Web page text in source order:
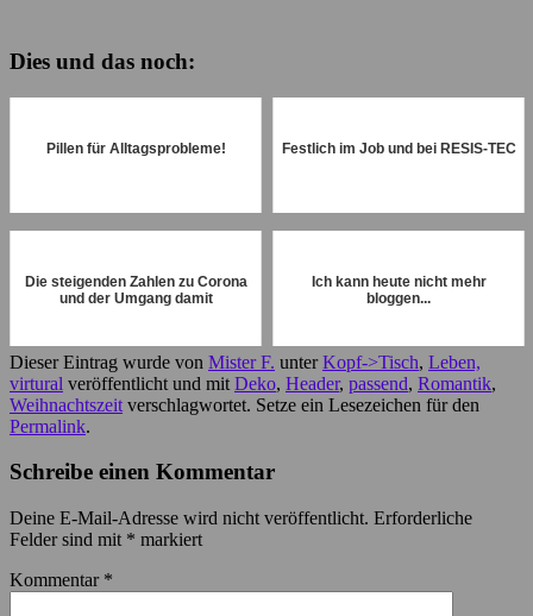
Dies und das noch:
Pillen für Alltagsprobleme! Festlich im Job und bei RESIS-TEC
Die steigenden Zahlen zu Corona
und der Umgang damit
Ich kann heute nicht mehr
bloggen...
Dieser Eintrag wurde von Mister F. unterKopf->Tisch, Leben,
virtural veröffentlicht und mit Deko, Header, passend, Romantik,
Weihnachtszeit verschlagwortet. Setze ein Lesezeichen für den
Permalink.
Schreibe einen Kommentar
Deine E-Mail-Adresse wird nicht veröffentlicht. Erforderliche
Felder sind mit * markiert
Kommentar *